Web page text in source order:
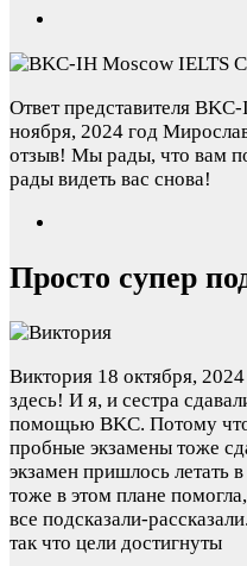
Ответ представителя
ноября, 2024 год
отзыв! Мы рады, что вам
рады видеть вас снова!
Просто супер
Виктория 18 октября,
здесь! И я, и сестра
помощью BKC. Потому
пробные экзамены тоже
экзамен пришлось летать
тоже в этом плане
все подсказали-
так что цели достигнуты